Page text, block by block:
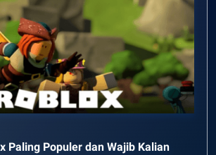
Paling Populer dan Wajib Kalian